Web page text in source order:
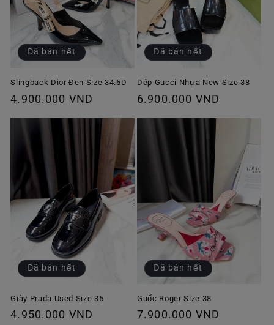
Đã bán hết
Slingback Dior Đen Size 34.5D
Giá
thường
4.900.000 VND
Đã bán hết
Dép Gucci Nhựa New Size 38
Giá
6.900.000 VND
Đã bán hết
Giày Prada Used Size 35
Giá
4.950.000 VND
Đã bán hết
Guốc Roger Size 38
Giá
7.900.000 VND